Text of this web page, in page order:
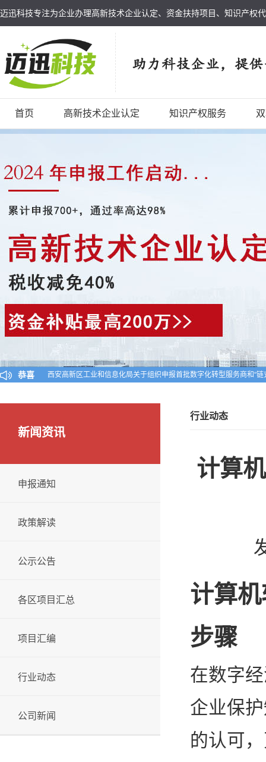
迈迅科技专注为企业办理高新技术企业认定、资金扶持项目、知识产权
首页 高新技术企业认定 知识产权服务
恭喜
陕西省工业和信息化厅关于公布陕西省2024年第一批入库科技型中小
西安高新区工业和信息化局关于组织申报首批数字化转型服务商和“
行业动态
计算
计算
步骤
在数字
企业保
的认可
新闻资讯
申报通知
政策解读
公示公告
各区项目汇总
项目汇编
行业动态
公司新闻